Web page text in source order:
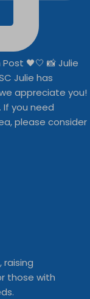
raising
those with